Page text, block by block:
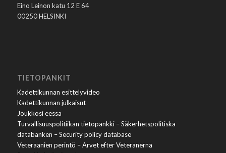
Eino Leinon katu 12 E 64
00250 HELSINKI
TIETOPANKIT
Kadettikunnan esittelyvideo
Kadettikunnan julkaisut
Joukkosi eessä
Turvallisuuspolitiikan tietopankki – Säkerhetspolitiska
databanken – Security policy database
Veteraanien perintö – Arvet efter Veteranerna